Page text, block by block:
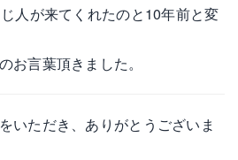
人が来てくれたのと10年前と変
お言葉頂きました。
いただき、ありがとうございま